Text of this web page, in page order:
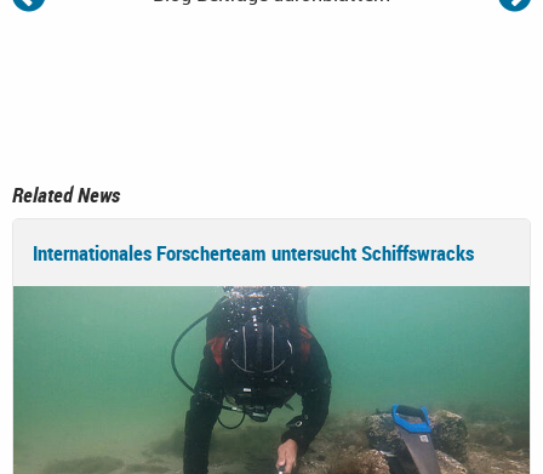
Related News
Internationales Forscherteam untersucht Schiffswracks